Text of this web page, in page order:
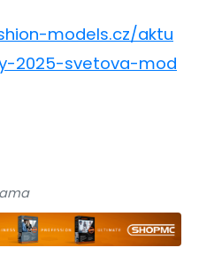
models.cz/aktu
2025-svetova-mod